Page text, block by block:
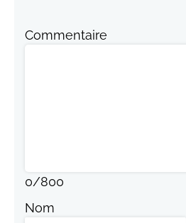
Commentaire
0/800
Nom